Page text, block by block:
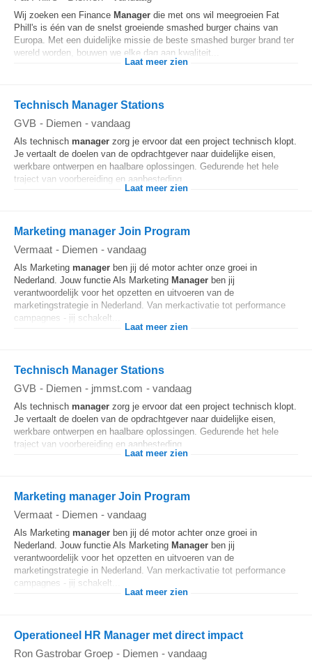
Wij zoeken een Finance Manager die met ons wil meegroeien Fat
Phill's is één van de snelst groeiende smashed burger chains van
Europa. Met een duidelijke missie de beste smashed burger brand ter
wereld worden, bouwen we elke dag aan kwaliteit...
Laat meer zien
Technisch Manager Stations
GVB - Diemen - vandaag
Als technisch manager zorg je ervoor dat een project technisch klopt.
Je vertaalt de doelen van de opdrachtgever naar duidelijke eisen,
werkbare ontwerpen en haalbare oplossingen. Gedurende het hele
traject van voorbereiding en aanbesteding...
Laat meer zien
Marketing manager Join Program
Vermaat - Diemen - vandaag
Als Marketing manager ben jij dé motor achter onze groei in
Nederland. Jouw functie Als Marketing Manager ben jij
verantwoordelijk voor het opzetten en uitvoeren van de
marketingstrategie in Nederland. Van merkactivatie tot performance
campagnes - jij schakelt...
Laat meer zien
Technisch Manager Stations
GVB - Diemen - jmmst.com - vandaag
Als technisch manager zorg je ervoor dat een project technisch klopt.
Je vertaalt de doelen van de opdrachtgever naar duidelijke eisen,
werkbare ontwerpen en haalbare oplossingen. Gedurende het hele
traject van voorbereiding en aanbesteding...
Laat meer zien
Marketing manager Join Program
Vermaat - Diemen - vandaag
Als Marketing manager ben jij dé motor achter onze groei in
Nederland. Jouw functie Als Marketing Manager ben jij
verantwoordelijk voor het opzetten en uitvoeren van de
marketingstrategie in Nederland. Van merkactivatie tot performance
campagnes - jij schakelt...
Laat meer zien
Operationeel HR Manager met direct impact
Ron Gastrobar Groep - Diemen - vandaag